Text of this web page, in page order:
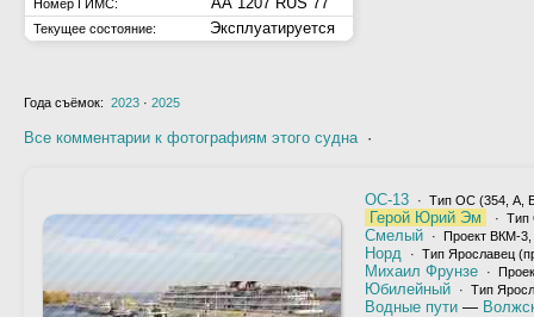
Номер ГИМС:
Текущее состояние: Эксплуатируется
Года съёмок: 2023 · 2025
Все комментарии к фотографиям этого судна·
ОС-13 · Тип ОС (354, А,
Герой Юрий Эм · Тип
Смелый · Проект ВКМ-
Норд · Тип Ярославец
Михаил Фрунзе ·
Юбилейный · Тип
Водные пути —